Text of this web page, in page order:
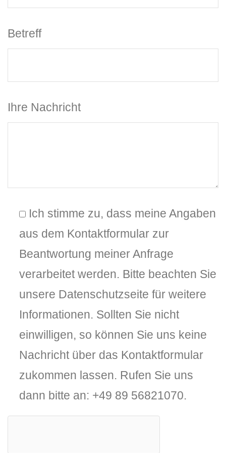
Betreff
Ihre Nachricht
Ich stimme zu, dass meine Angaben
aus dem Kontaktformular zur
Beantwortung meiner Anfrage
verarbeitet werden. Bitte beachten Sie
unsere Datenschutzseite für weitere
Informationen. Sollten Sie nicht
einwilligen, so können Sie uns keine
Nachricht über das Kontaktformular
zukommen lassen. Rufen Sie uns
dann bitte an: +49 89 56821070.